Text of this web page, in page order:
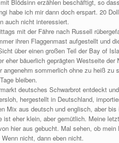
Blödsinn erzählen beschäftigt, so
habe ich mir dann doch erspart. 20
auch nicht interessiert.
mit der Fähre nach Russell
ihren Flaggenmast aufgestellt und
über einen großen Teil der Bay of
eher bäuerlich geprägten Westseite der
angenehm sommerlich ohne zu heiß
bleiben.
deutsches Schwarbrot entdeckt
hergestellt in Deutschland,
Mix aus deutsch und englisch, aber bis
ist eher klein, aber gemütlich. Meine
hier aus gebucht. Mal sehen, ob
nicht, dann eben nicht.